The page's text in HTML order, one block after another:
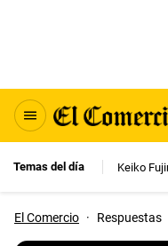
Temas del día Keiko
El Comercio · Respuestas